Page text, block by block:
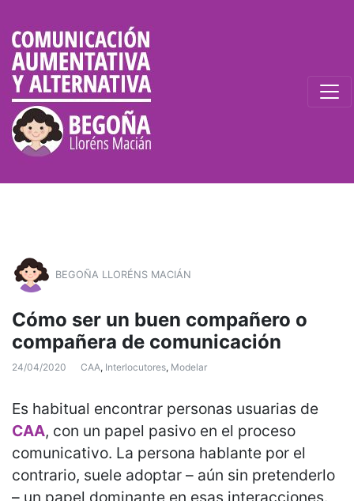
BEGOÑA LLORÉNS MACIÁN
Cómo ser un buen compañero o
compañera de comunicación
24/04/2020 CAA, Interlocutores, Modelar
Es habitual encontrar personas usuarias de
CAA, con un papel pasivo en el proceso
comunicativo. La persona hablante por el
contrario, suele adoptar – aún sin pretenderlo
– un papel dominante en esas interacciones.